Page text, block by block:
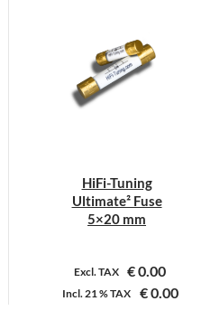
variaties.
Deze
optie
de
productpagina
HiFi-Tuning
Ultimate² Fuse
5×20 mm
Excl. TAX €0.00
Incl.21 %TAX €0.00